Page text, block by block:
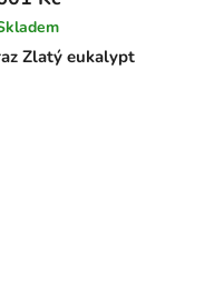
Zlatý eukalypt